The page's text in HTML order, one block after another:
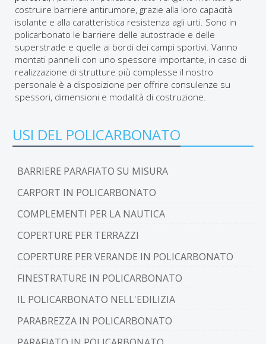
costruire barriere antirumore, grazie alla loro capacità
isolante e alla caratteristica resistenza agli urti. Sono in
policarbonato le barriere delle autostrade e delle
superstrade e quelle ai bordi dei campi sportivi. Vanno
montati pannelli con uno spessore importante, in caso di
realizzazione di strutture più complesse il nostro
personale è a disposizione per offrire consulenze su
spessori, dimensioni e modalità di costruzione.
USI DEL POLICARBONATO
BARRIERE PARAFIATO SU MISURA
CARPORT IN POLICARBONATO
COMPLEMENTI PER LA NAUTICA
COPERTURE PER TERRAZZI
COPERTURE PER VERANDE IN POLICARBONATO
FINESTRATURE IN POLICARBONATO
IL POLICARBONATO NELL'EDILIZIA
PARABREZZA IN POLICARBONATO